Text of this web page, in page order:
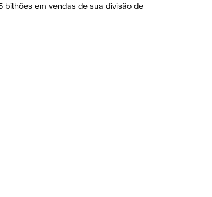
bilhões em vendas de sua divisão de